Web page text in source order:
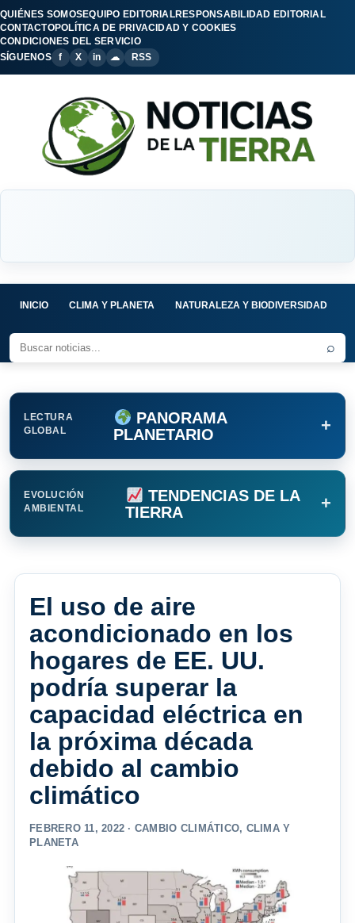
QUIÉNES SOMOSEQUIPO EDITORIALRESPONSABILIDAD EDITORIAL
CONTACTOPOLÍTICA DE PRIVACIDAD Y COOKIES
CONDICIONES DEL SERVICIO
SÍGUENOS
f X in ☁ RSS
INICIO CLIMA Y PLANETA NATURALEZA Y BIODIVERSIDAD
⌕
LECTURA
GLOBAL
PANORAMA
PLANETARIO
+
EVOLUCIÓN
AMBIENTAL
TENDENCIAS DE LA
TIERRA
+
El uso de aire
acondicionado en los
hogares de EE. UU.
podría superar la
capacidad eléctrica en
la próxima década
debido al cambio
climático
FEBRERO 11, 2022 · CAMBIO CLIMÁTICO, CLIMA Y
PLANETA